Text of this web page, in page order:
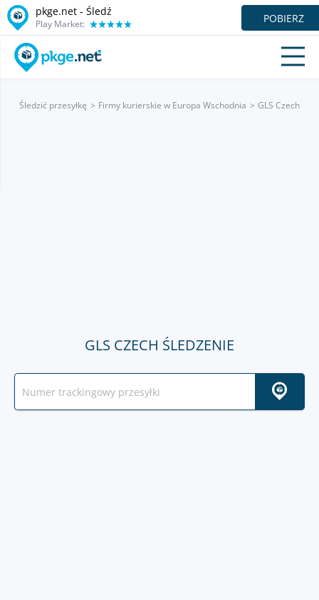
pkge.net - Śledź
Play Market: POBIERZ
Śledzić przesyłkę Firmy kurierskie w Europa Wschodnia GLS Czech
GLS CZECH ŚLEDZENIE